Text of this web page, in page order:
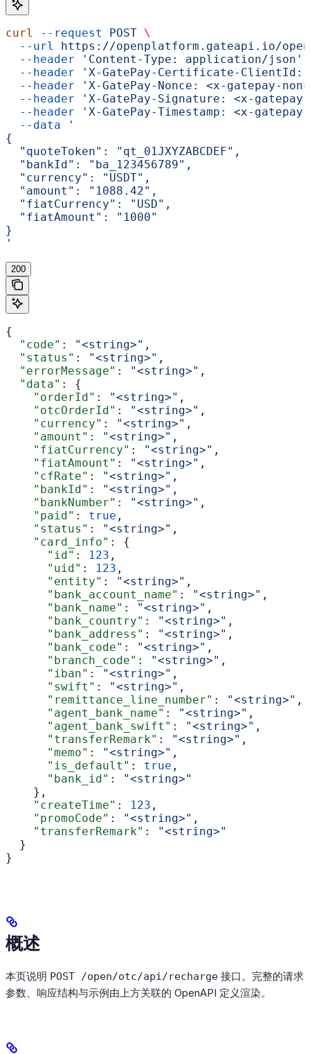
curl --request POST \
  --url
https://openplatform.gateapi.io/
  --header
'Content-Type: application/json'
  --header
'X-GatePay-Certificate-
  --header
'X-GatePay-Nonce: <x-gatepay-
  --header
'X-GatePay-Signature: <x-
  --header
'X-GatePay-Timestamp: <x-
  --data
'
{
  "quoteToken": "qt_01JXYZABCDEF",
  "bankId": "ba_123456789",
  "currency": "USDT",
  "amount": "1088.42",
  "fiatCurrency": "USD",
  "fiatAmount": "1000"
}
'
200
{
  "code"
: "<string>" ,
  "status"
: "<string>" ,
  "errorMessage"
: "<string>" ,
  "data"
: {
    "orderId"
: "<string>" ,
    "otcOrderId"
: "<string>" ,
    "currency"
: "<string>" ,
    "amount"
: "<string>" ,
    "fiatCurrency"
: "<string>" ,
    "fiatAmount"
: "<string>" ,
    "cfRate"
: "<string>" ,
    "bankId"
: "<string>" ,
    "bankNumber"
: "<string>" ,
    "paid"
: true ,
    "status"
: "<string>" ,
    "card_info"
: {
      "id"
: 123 ,
      "uid"
: 123 ,
      "entity"
: "<string>" ,
      "bank_account_name"
: "<string>" ,
      "bank_name"
: "<string>" ,
      "bank_country"
: "<string>" ,
      "bank_address"
: "<string>" ,
      "bank_code"
: "<string>" ,
      "branch_code"
: "<string>" ,
      "iban"
: "<string>" ,
      "swift"
: "<string>" ,
      "remittance_line_number"
: "<string>" ,
      "agent_bank_name"
: "<string>" ,
      "agent_bank_swift"
: "<string>" ,
      "transferRemark"
: "<string>" ,
      "memo"
: "<string>" ,
      "is_default"
: true ,
      "bank_id"
:
"<string>"
    },
    "createTime"
: 123 ,
    "promoCode"
: "<string>" ,
    "transferRemark"
:
"<string>"
  }
}
概述
本页说明 POST /open/otc/api/recharge 接口。完整的请求
参数、响应结构与示例由上方关联的 OpenAPI 定义渲染。